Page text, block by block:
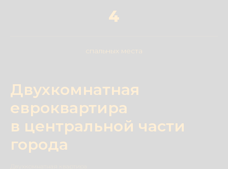
4
спальных места
Двухкомнатная
евроквартира
в центральной части
города